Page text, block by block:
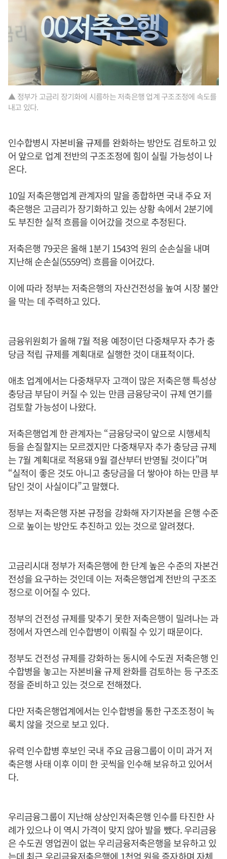
▲ 정부가 고금리 장기화에 시름하는 저축은행 업계 구조조정에 속도를
내고 있다.
인수합병시 자본비율 규제를 완화하는 방안도 검토하고 있
어 앞으로 업계 전반의 구조조정에 힘이 실릴 가능성이 나
온다.
10일 저축은행업계 관계자의 말을 종합하면 국내 주요 저
축은행은 고금리가 장기화하고 있는 상황 속에서 2분기에
도 부진한 실적 흐름을 이어갔을 것으로 추정된다.
저축은행 79곳은 올해 1분기 1543억 원의 순손실을 내며
지난해 순손실(5559억) 흐름을 이어갔다.
이에 따라 정부는 저축은행의 자산건전성을 높여 시장 불안
을 막는 데 주력하고 있다.
금융위원회가 올해 7월 적용 예정이던 다중채무자 추가 충
당금 적립 규제를 계획대로 실행한 것이 대표적이다.
애초 업계에서는 다중채무자 고객이 많은 저축은행 특성상
충당금 부담이 커질 수 있는 만큼 금융당국이 규제 연기를
검토할 가능성이 나왔다.
저축은행업계 한 관계자는 “금융당국이 앞으로 시행세칙
등을 손질할지는 모르겠지만 다중채무자 추가 충당금 규제
는 7월 계획대로 적용돼 9월 결산부터 반영될 것이다”며
“실적이 좋은 것도 아니고 충당금을 더 쌓아야 하는 만큼 부
담인 것이 사실이다”고 말했다.
정부는 저축은행 자본 규정을 강화해 자기자본을 은행 수준
으로 높이는 방안도 추진하고 있는 것으로 알려졌다.
고금리시대 정부가 저축은행에 한 단계 높은 수준의 자본건
전성을 요구하는 것인데 이는 저축은행업계 전반의 구조조
정으로 이어질 수 있다.
정부의 건전성 규제를 맞추기 못한 저축은행이 밀려나는 과
정에서 자연스레 인수합병이 이뤄질 수 있기 때문이다.
정부도 건전성 규제를 강화하는 동시에 수도권 저축은행 인
수합병을 놓고는 자본비율 규제 완화를 검토하는 등 구조조
정을 준비하고 있는 것으로 전해졌다.
다만 저축은행업계에서는 인수합병을 통한 구조조정이 녹
록치 않을 것으로 보고 있다.
유력 인수합병 후보인 국내 주요 금융그룹이 이미 과거 저
축은행 사태 이후 이미 한 곳씩을 인수해 보유하고 있어서
다.
우리금융그룹이 지난해 상상인저축은행 인수를 타진한 사
례가 있으나 이 역시 가격이 맞지 않아 발을 뺐다. 우리금융
은 수도권 영업권이 없는 우리금융저축은행을 보유하고 있
는데 최근 우리금융저축은행에 1천억 원을 증자하며 자체